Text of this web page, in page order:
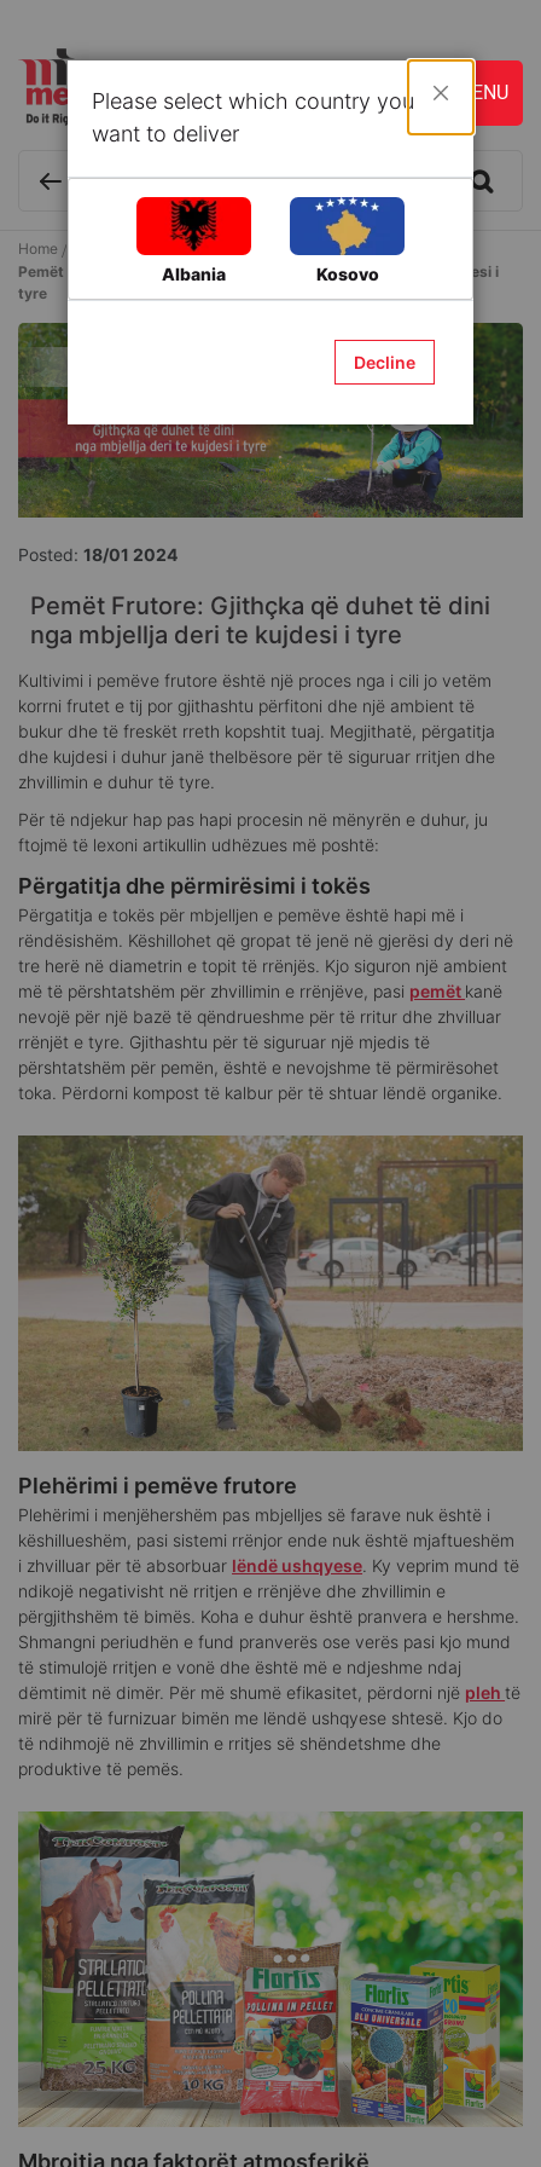
Home
Pemët Frutore: Gjithçka që duhet të dini nga mbjellja deri te kujdesi i
tyre
Pemët Frutore: Gjithçka që duhet të dini
nga mbjellja deri te kujdesi i tyre
Kultivimi i pemëve frutore është një proces nga i cili jo vetëm
korrni frutet e tij por gjithashtu përfitoni dhe një ambient të
bukur dhe të freskët rreth kopshtit tuaj. Megjithatë, përgatitja
dhe kujdesi i duhur janë thelbësore për të siguruar rritjen dhe
zhvillimin e duhur të tyre.
Për të ndjekur hap pas hapi procesin në mënyrën e duhur, ju
ftojmë të lexoni artikullin udhëzues më poshtë:
Përgatitja dhe përmirësimi i tokës
Përgatitja e tokës për mbjelljen e pemëve është hapi më i
rëndësishëm. Këshillohet që gropat të jenë në gjerësi dy deri në
tre herë në diametrin e topit të rrënjës. Kjo siguron një ambient
më të përshtatshëm për zhvillimin e rrënjëve, pasi pemët kanë
nevojë për një bazë të qëndrueshme për të rritur dhe zhvilluar
rrënjët e tyre. Gjithashtu për të siguruar një mjedis të
përshtatshëm për pemën, është e nevojshme të përmirësohet
toka. Përdorni kompost të kalbur për të shtuar lëndë organike.
Plehërimi i pemëve frutore
Plehërimi i menjëhershëm pas mbjelljes së farave nuk është i
këshillueshëm, pasi sistemi rrënjor ende nuk është mjaftueshëm
i zhvilluar për të absorbuar lëndë ushqyese . Ky veprim mund të
ndikojë negativisht në rritjen e rrënjëve dhe zhvillimin e
përgjithshëm të bimës. Koha e duhur është pranvera e hershme.
Shmangni periudhën e fund pranverës ose verës pasi kjo mund
të stimulojë rritjen e vonë dhe është më e ndjeshme ndaj
dëmtimit në dimër. Për më shumë efikasitet, përdorni një plehtë
mirë për të furnizuar bimën me lëndë ushqyese shtesë. Kjo do
të ndihmojë në zhvillimin e rritjes së shëndetshme dhe
produktive të pemës.
Mbrojtja nga faktorët atmosferikë
Posted: 18/01 2024
Please select which country you
want to deliver
Close
Albania Kosovo
Decline